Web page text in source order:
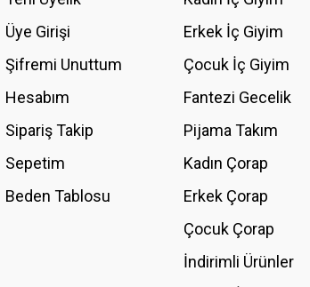
Üye Girişi
Şifremi Unuttum
Hesabım
Sipariş Takip
Sepetim
Beden Tablosu
Erkek İç Giyim
Çocuk İç Giyim
Fantezi Gecelik
Pijama Takım
Kadın Çorap
Erkek Çorap
Çocuk Çorap
İndirimli Ürünler